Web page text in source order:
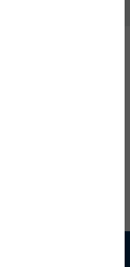
následující varianty:
Vložený profil | meziprofil 42